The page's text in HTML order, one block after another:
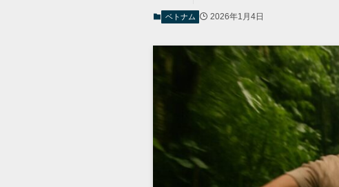
ベトナム 2026年1月4日